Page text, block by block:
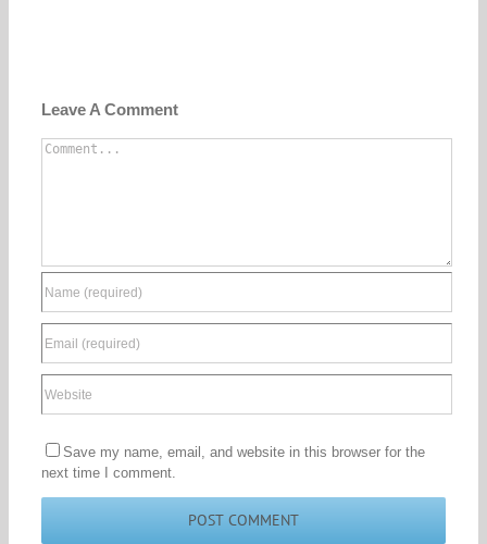
Leave A Comment
Comment
Save my name, email, and website in this browser for the
next time I comment.